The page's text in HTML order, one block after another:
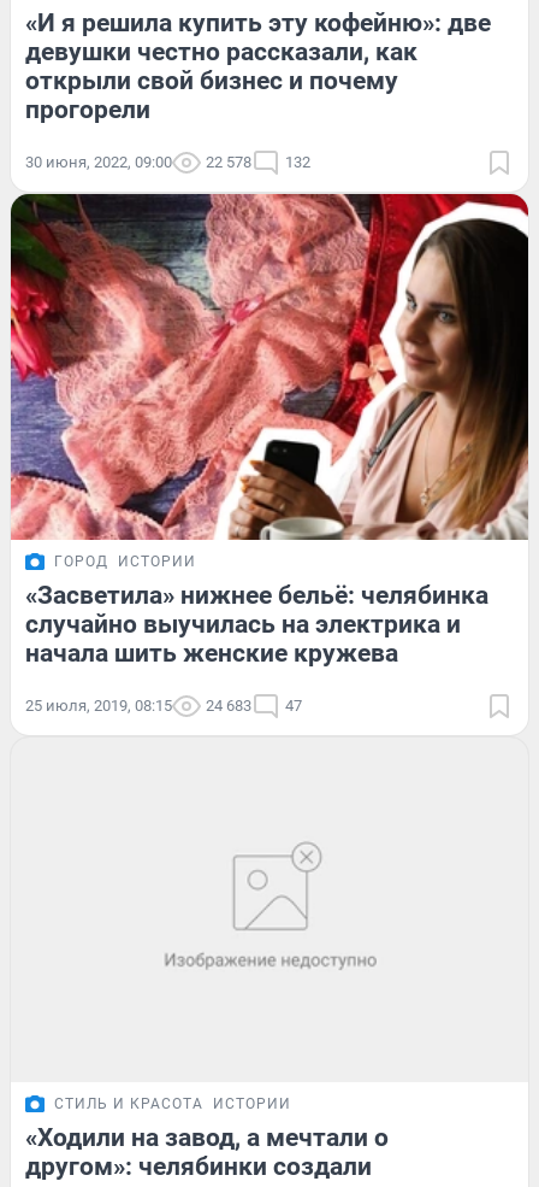
«И я решила купить эту кофейню»: две
девушки честно рассказали, как
открыли свой бизнес и почему
прогорели
30 июня, 2022, 09:00 22 578 132
ГОРОД ИСТОРИИ
«Засветила» нижнее бельё: челябинка
случайно выучилась на электрика и
начала шить женские кружева
25 июля, 2019, 08:15 24 683 47
СТИЛЬ И КРАСОТА ИСТОРИИ
«Ходили на завод, а мечтали о
другом»: челябинки создали